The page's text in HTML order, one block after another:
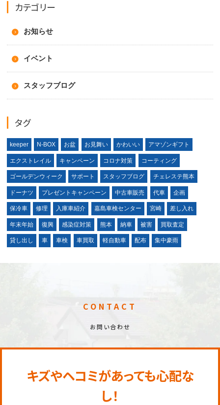
カテゴリー
お知らせ
イベント
スタッフブログ
タグ
keeper N-BOX お盆 お見舞い かわいい アマゾンギフト
エクストレイル キャンペーン コロナ対策 コーティング
ゴールデンウィーク サポート スタッフブログ チェレステ熊本
ドーナツ プレゼントキャンペーン 中古車販売 代車 企画
保冷車 修理 入庫車紹介 嘉島車検センター 宮崎 差し入れ
年末年始 復興 感染症対策 熊本 納車 被害 買取査定
貸し出し 車 車検 車買取 軽自動車 配布 集中豪雨
CONTACT
お問い合わせ
キズやヘコミがあっても心配な
し！